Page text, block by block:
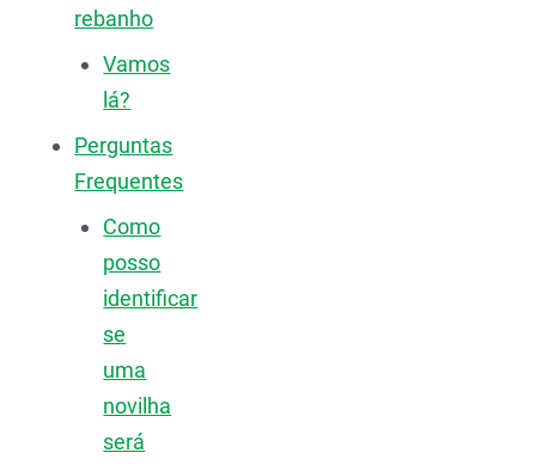
rebanho
Vamos
lá?
Perguntas
Frequentes
Como
posso
identificar
se
uma
novilha
será